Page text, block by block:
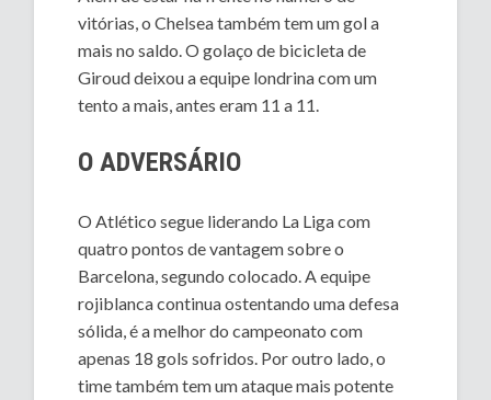
vitórias, o Chelsea também tem um gol a
mais no saldo. O golaço de bicicleta de
Giroud deixou a equipe londrina com um
tento a mais, antes eram 11 a 11.
O ADVERSÁRIO
O Atlético segue liderando La Liga com
quatro pontos de vantagem sobre o
Barcelona, segundo colocado. A equipe
rojiblanca continua ostentando uma defesa
sólida, é a melhor do campeonato com
apenas 18 gols sofridos. Por outro lado, o
time também tem um ataque mais potente